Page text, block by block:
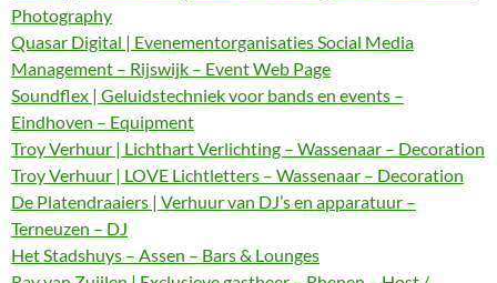
Photography
Quasar Digital | Evenementorganisaties Social Media
Management – Rijswijk – Event Web Page
Soundflex | Geluidstechniek voor bands en events –
Eindhoven – Equipment
Troy Verhuur | Lichthart Verlichting – Wassenaar – Decoration
Troy Verhuur | LOVE Lichtletters – Wassenaar – Decoration
De Platendraaiers | Verhuur van DJ’s en apparatuur –
Terneuzen – DJ
Het Stadshuys – Assen – Bars & Lounges